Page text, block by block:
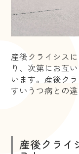
産後クライシス
り、次第にお互
います。産後ク
すいうつ病との違
産後クライ